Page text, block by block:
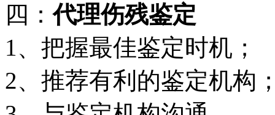
四：代理伤残鉴定
1、把握最佳鉴定时机；
2、推荐有利的鉴定机构